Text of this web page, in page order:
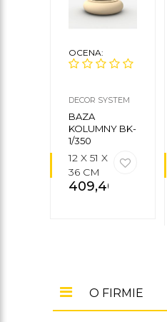
OCENA:
DECOR SYSTEM
BAZA
KOLUMNY BK-
1/350
12 X 51 X
36 CM
409,40
O FIRMIE